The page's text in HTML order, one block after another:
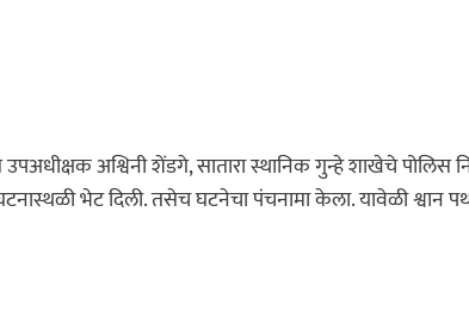
उपअधीक्षक अश्विनी शेंडगे, सातारा स्थानिक गुन्हे शाखेचे
भेट दिली. तसेच घटनेचा पंचनामा केला. यावेळी श्वान